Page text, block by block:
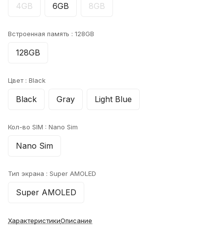
4GB 6GB 8GB
Встроенная память : 128GB
128GB
Цвет : Black
Black Gray Light Blue
Кол-во SIM : Nano Sim
Nano Sim
Тип экрана : Super AMOLED
Super AMOLED
ХарактеристикиОписание